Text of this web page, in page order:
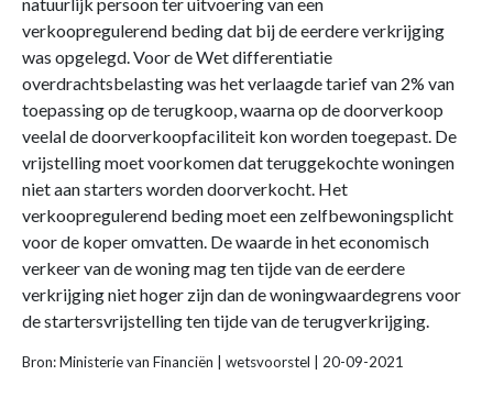
verkoopregulerend beding dat bij de eerdere verkrijging
was opgelegd. Voor de Wet differentiatie
overdrachtsbelasting was het verlaagde tarief van 2% van
toepassing op de terugkoop, waarna op de doorverkoop
veelal de doorverkoopfaciliteit kon worden toegepast. De
vrijstelling moet voorkomen dat teruggekochte woningen
niet aan starters worden doorverkocht. Het
verkoopregulerend beding moet een zelfbewoningsplicht
voor de koper omvatten. De waarde in het economisch
verkeer van de woning mag ten tijde van de eerdere
verkrijging niet hoger zijn dan de woningwaardegrens voor
de startersvrijstelling ten tijde van de terugverkrijging.
Bron: Ministerie van Financiën | wetsvoorstel | 20-09-2021